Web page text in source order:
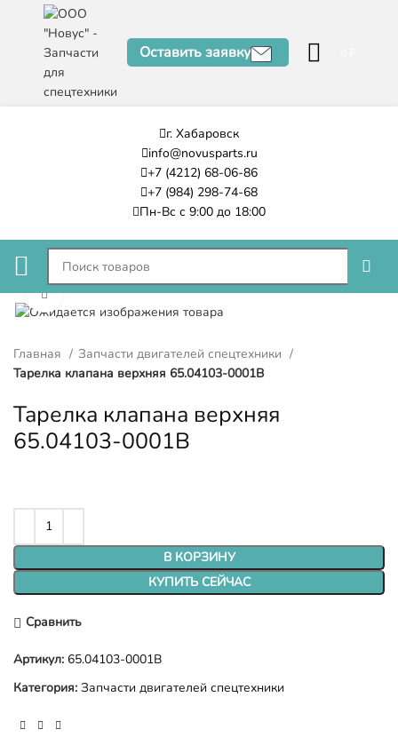
Оставить заявку
г. Хабаровск
info@novusparts.ru
+7 (4212) 68-06-86
+7 (984) 298-74-68
Пн-Вс с 9:00 до 18:00
Нажмите, чтобы увеличить
Главная
Запчасти двигателей спецтехники
Тарелка клапана верхняя 65.04103-0001B
Тарелка клапана верхняя
65.04103-0001B
В КОРЗИНУ
КУПИТЬ СЕЙЧАС
Сравнить
Артикул: 65.04103-0001B
Категория: Запчасти двигателей спецтехники